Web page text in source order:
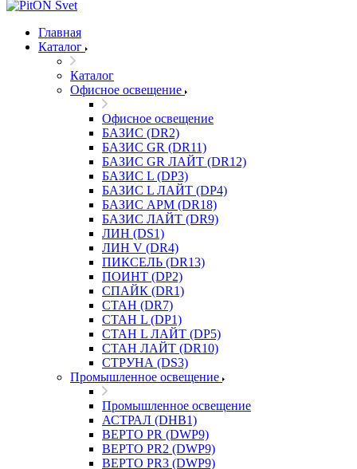
Главная
Каталог
Каталог
Офисное освещение
Офисное освещение
БАЗИС (DR2)
БАЗИС GR (DR11)
БАЗИС GR ЛАЙТ (DR12)
БАЗИС L (DP3)
БАЗИС L ЛАЙТ (DP4)
БАЗИС АРМ (DR18)
БАЗИС ЛАЙТ (DR9)
ЛИН (DS1)
ЛИН V (DR4)
ПИКСЕЛЬ (DR13)
ПОИНТ (DP2)
СПАЙК (DR1)
СТАН (DR7)
СТАН L (DP1)
СТАН L ЛАЙТ (DP5)
СТАН ЛАЙТ (DR10)
СТРУНА (DS3)
Промышленное освещение
Промышленное освещение
АСТРАЛ (DHB1)
ВЕРТО PR (DWP9)
ВЕРТО PR2 (DWP9)
ВЕРТО PR3 (DWP9)